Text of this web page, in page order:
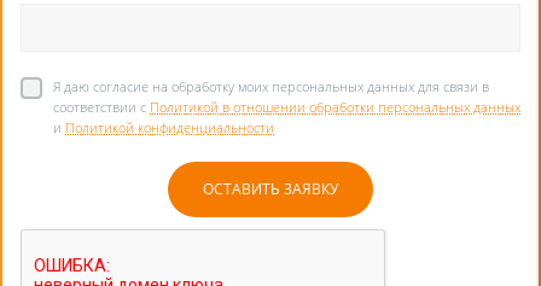
Я даю согласие на обработку моих персональных данных для связи в
соответствии с Политикой в отношении обработки персональных данных
и Политикой конфиденциальности